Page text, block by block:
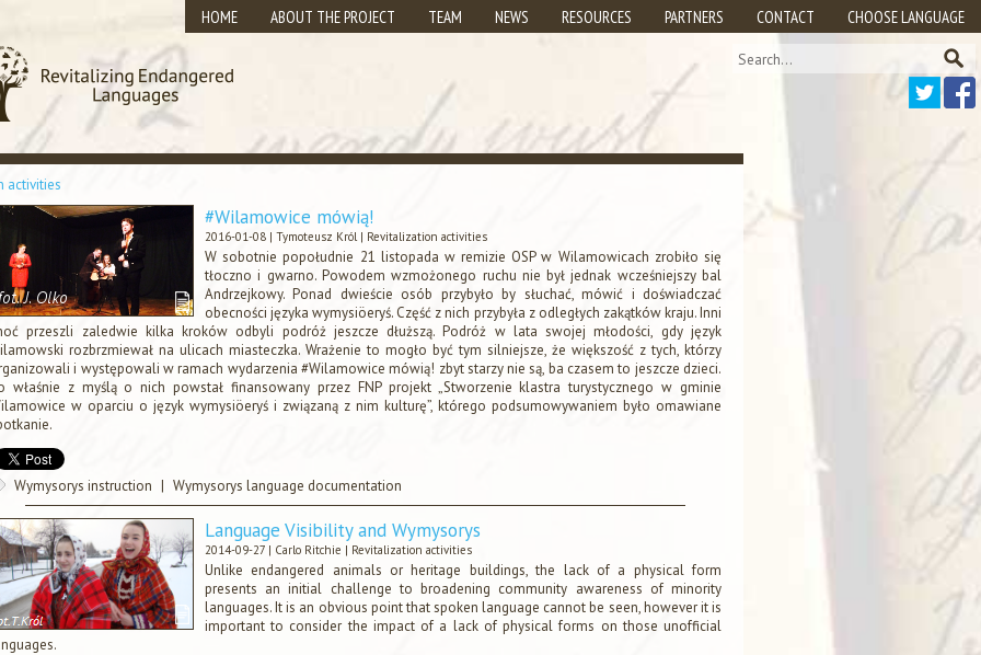
HOME ABOUT THE PROJECT TEAM NEWS RESOURCES PARTNERS CONTACT CHOOSE LANGUAGE
activities
#Wilamowice mówią!
2016-01-08 | Tymoteusz Król| Revitalization activities
W sobotnie popołudnie 21 listopada w remizie OSP w Wilamowicach zrobiło się
tłoczno i gwarno. Powodem wzmożonego ruchu nie był jednak wcześniejszy bal
Andrzejkowy. Ponad dwieście osób przybyło by słuchać, mówić i doświadczać
obecności języka wymysiöeryś. Część z nich przybyła z odległych zakątków kraju. Inni
przeszli zaledwie kilka kroków odbyli podróż jeszcze dłuższą. Podróż w lata swojej młodości, gdy język
rozbrzmiewał na ulicach miasteczka. Wrażenie to mogło być tym silniejsze, że większość z tych, którzy
i występowali w ramach wydarzenia #Wilamowice mówią! zbyt starzy nie są, ba czasem to jeszcze dzieci.
właśnie z myślą o nich powstał finansowany przez FNP projekt „Stworzenie klastra turystycznego w gminie
w oparciu o język wymysiöeryś i związaną z nim kulturę”, którego podsumowywaniem było omawiane
Wymysorys instruction | Wymysorys language documentation
Language Visibility and Wymysorys
2014-09-27 | Carlo Ritchie | Revitalization activities
Unlike endangered animals or heritage buildings, the lack of a physical form
presents an initial challenge to broadening community awareness of minority
languages. It is an obvious point that spoken language cannot be seen, however it is
important to consider the impact of a lack of physical forms on those unofficial